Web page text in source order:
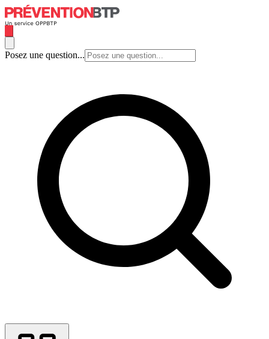
Posez une question...